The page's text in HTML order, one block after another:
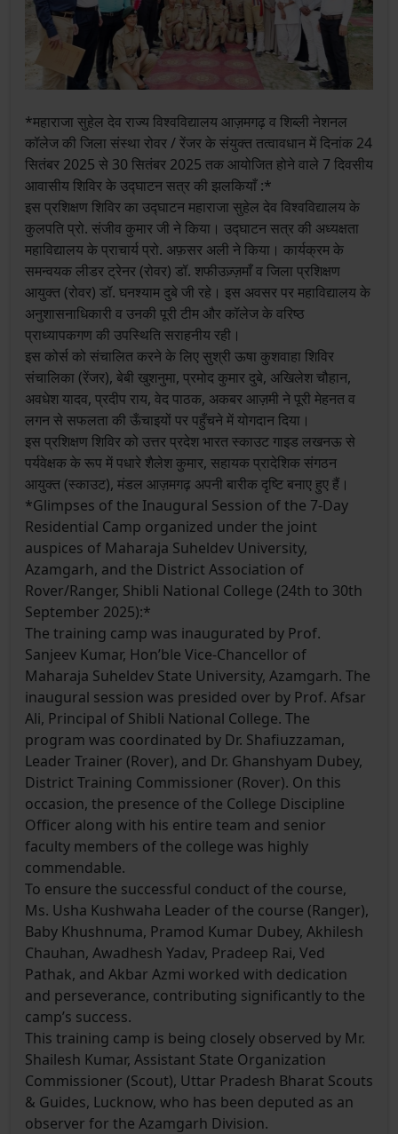
*महाराजा सुहेल देव राज्य विश्वविद्यालय आज़मगढ़ व शिब्ली नेशनल
कॉलेज की जिला संस्था रोवर / रेंजर के संयुक्त तत्वावधान में दिनांक 24
सितंबर 2025 से 30 सितंबर 2025 तक आयोजित होने वाले 7 दिवसीय
आवासीय शिविर के उद्घाटन सत्र की झलकियाँ :*
इस प्रशिक्षण शिविर का उद्घाटन महाराजा सुहेल देव विश्वविद्यालय के
कुलपति प्रो. संजीव कुमार जी ने किया। उद्घाटन सत्र की अध्यक्षता
महाविद्यालय के प्राचार्य प्रो. अफ़सर अली ने किया। कार्यक्रम के
समन्वयक लीडर ट्रेनर (रोवर) डॉ. शफीउज़्ज़माँ व जिला प्रशिक्षण
आयुक्त (रोवर) डॉ. घनश्याम दुबे जी रहे। इस अवसर पर महाविद्यालय के
अनुशासनाधिकारी व उनकी पूरी टीम और कॉलेज के वरिष्ठ
प्राध्यापकगण की उपस्थिति सराहनीय रही।
इस कोर्स को संचालित करने के लिए सुश्री ऊषा कुशवाहा शिविर
संचालिका (रेंजर), बेबी खुशनुमा, प्रमोद कुमार दुबे, अखिलेश चौहान,
अवधेश यादव, प्रदीप राय, वेद पाठक, अकबर आज़मी ने पूरी मेहनत व
लगन से सफलता की ऊँचाइयों पर पहुँचने में योगदान दिया।
इस प्रशिक्षण शिविर को उत्तर प्रदेश भारत स्काउट गाइड लखनऊ से
पर्यवेक्षक के रूप में पधारे शैलेश कुमार, सहायक प्रादेशिक संगठन
आयुक्त (स्काउट), मंडल आज़मगढ़ अपनी बारीक दृष्टि बनाए हुए हैं।
*Glimpses of the Inaugural Session of the 7-Day
Residential Camp organized under the joint
auspices of Maharaja Suheldev University,
Azamgarh, and the District Association of
Rover/Ranger, Shibli National College (24th to 30th
September 2025):*
The training camp was inaugurated by Prof.
Sanjeev Kumar, Hon’ble Vice-Chancellor of
Maharaja Suheldev State University, Azamgarh. The
inaugural session was presided over by Prof. Afsar
Ali, Principal of Shibli National College. The
program was coordinated by Dr. Shafiuzzaman,
Leader Trainer (Rover), and Dr. Ghanshyam Dubey,
District Training Commissioner (Rover). On this
occasion, the presence of the College Discipline
Officer along with his entire team and senior
faculty members of the college was highly
commendable.
To ensure the successful conduct of the course,
Ms. Usha Kushwaha Leader of the course (Ranger),
Baby Khushnuma, Pramod Kumar Dubey, Akhilesh
Chauhan, Awadhesh Yadav, Pradeep Rai, Ved
Pathak, and Akbar Azmi worked with dedication
and perseverance, contributing significantly to the
camp’s success.
This training camp is being closely observed by Mr.
Shailesh Kumar, Assistant State Organization
Commissioner (Scout), Uttar Pradesh Bharat Scouts
& Guides, Lucknow, who has been deputed as an
observer for the Azamgarh Division.